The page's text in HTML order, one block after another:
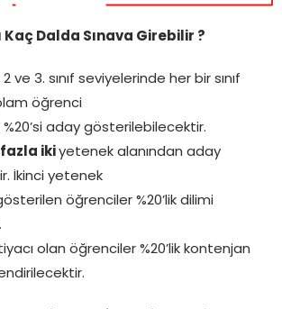
Kaç Dalda Sınava Girebilir ?
ve 3. sınıf seviyelerinde her bir sınıf
öğrenci
%20’si aday gösterilebilecektir.
fazla iki yetenek alanından aday
İkinci yetenek
öğrenciler %20’lik dilimi
olan öğrenciler %20’lik kontenjan